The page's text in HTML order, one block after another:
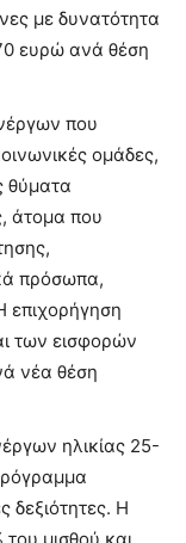
με δυνατότητα
ευρώ ανά θέση
που
ομάδες,
θύματα
άτομα που
πρόσωπα,
επιχορήγηση
των εισφορών
νέα θέση
ηλικίας 25-
δεξιότητες. Η